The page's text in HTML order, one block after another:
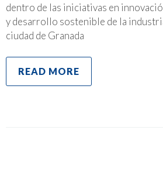
dentro de las iniciativas en
y desarrollo sostenible de la
ciudad de Granada
READ MORE